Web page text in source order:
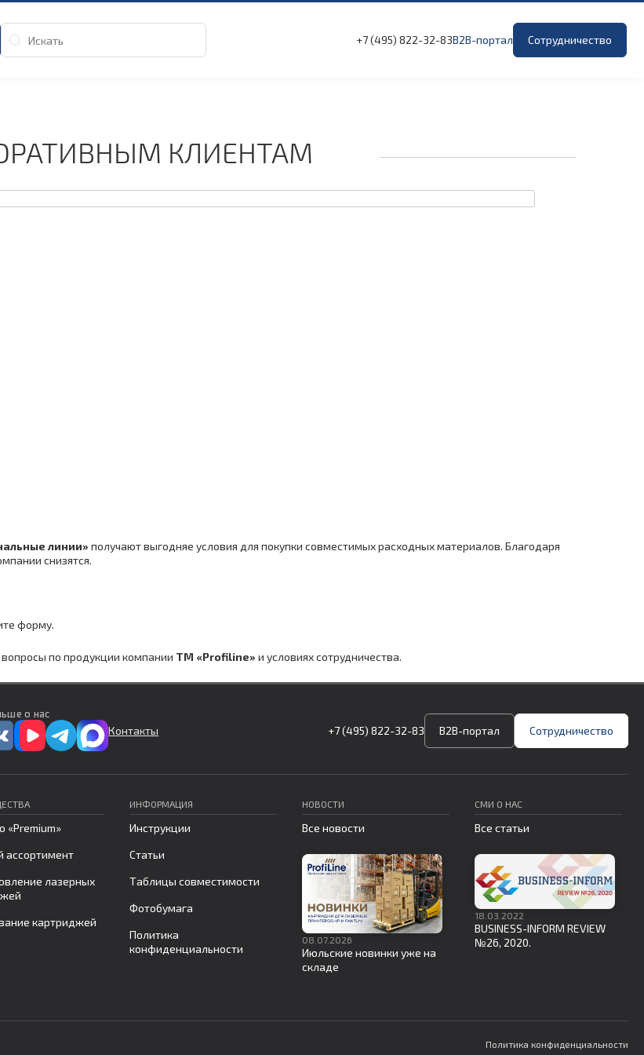
+7 (495) 822-32-83B2B-портал Сотрудничество
КЛИЕНТАМ
линии» получают выгодняе условия для покупки совместимых расходных материалов. Благодаря
снизятся.
форму.
по продукции компании ТМ «Profiline» и условиях сотрудничества.
о нас
Контакты +7 (495) 822-32-83 B2B-портал Сотрудничество
«Premium»
ассортимент
лазерных
картриджей
ИНФОРМАЦИЯ
Инструкции
Статьи
Таблицы совместимости
Фотобумага
Политика
конфиденциальности
НОВОСТИ
Все новости
08.07.2026
Июльские новинки уже на
складе
СМИ О НАС
Все статьи
18.03.2022
BUSINESS-INFORM REVIEW
№26, 2020.
Политика конфиденциальности